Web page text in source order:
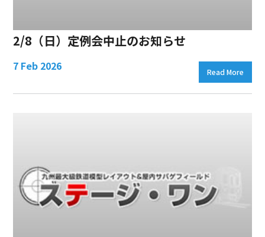
2/8（日）定例会中止のお知らせ
7 Feb 2026 Read More